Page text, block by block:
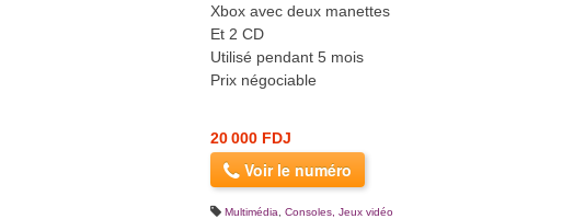
Xbox avec deux manettes
Et 2 CD
Utilisé pendant 5 mois
Prix négociable
20 000 FDJ
Voir le numéro
Multimédia Consoles, Jeux vidéo